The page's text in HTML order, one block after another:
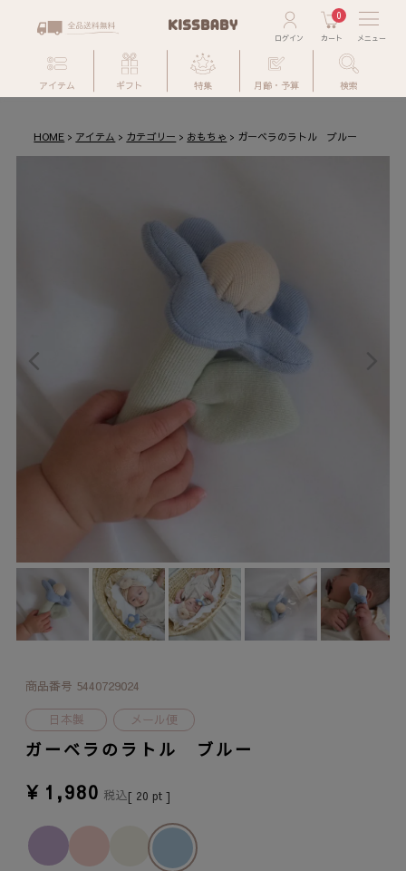
0
アイテム ギフト 特集 月齢・予算 検索
HOME アイテム カテゴリー おもちゃ ガーベラのラトル ブルー
商品番号 5440729024
日本製 メール便
ガーベラのラトル ブルー
¥ 1,980 税込[ 20 pt ]